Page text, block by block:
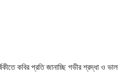
কবির প্রতি জানাচ্ছি গভীর শ্রদ্ধা ও